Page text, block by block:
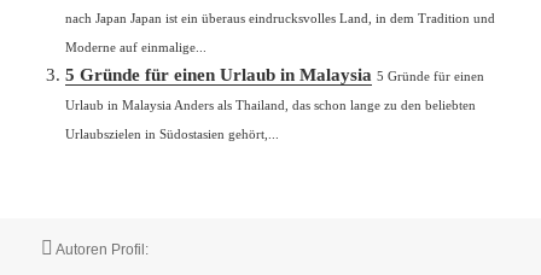
nach Japan Japan ist ein überaus eindrucksvolles Land, in dem Tradition und
Moderne auf einmalige...
5 Gründe für einen Urlaub in Malaysia 5 Gründe für einen
Urlaub in Malaysia Anders als Thailand, das schon lange zu den beliebten
Urlaubszielen in Südostasien gehört,...
Autor
Autoren Profil: